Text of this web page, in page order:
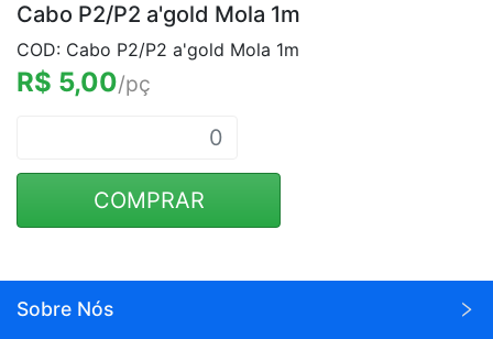
Cabo P2/P2 a'gold Mola 1m
COD: Cabo P2/P2 a'gold Mola 1m
R$ 5,00/pç
COMPRAR
Sobre Nós